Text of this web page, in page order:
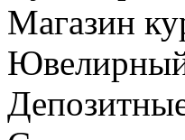
Магазин